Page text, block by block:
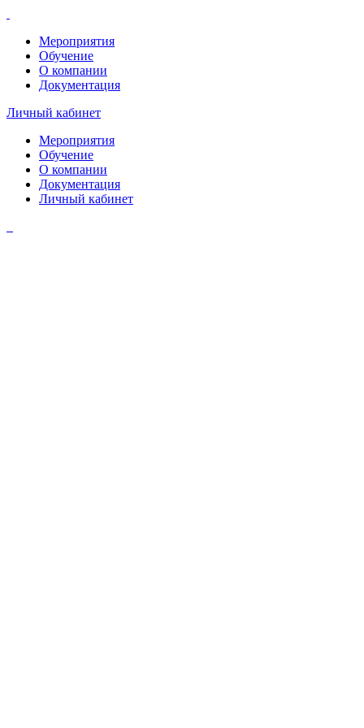
Мероприятия
Обучение
О компании
Документация
Личный кабинет
Мероприятия
Обучение
О компании
Документация
Личный кабинет